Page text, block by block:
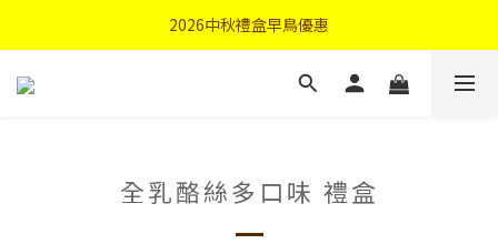
首購優惠輸入"N50"現折50元
2026中秋禮盒早鳥優惠
首購優惠輸入"N50"現折50元
全乳酪絲多口味 禮盒